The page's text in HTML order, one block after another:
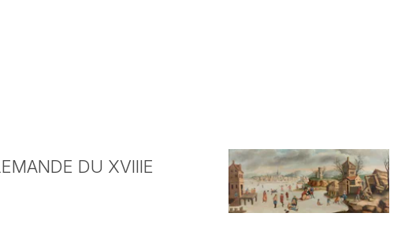
DU XVIIIE